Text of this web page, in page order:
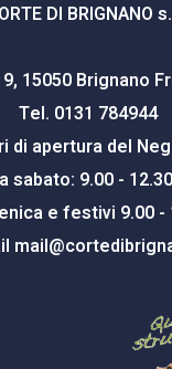
DI BRIGNANO
15050 Brignano
Tel. 0131 784944
di apertura del
sabato: 9.00 -
e festivi 9.00 -